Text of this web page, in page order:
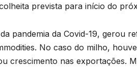
prevista para início do
pandemia da Covid-19, gerou
No caso do milho,
crescimento nas exportações.